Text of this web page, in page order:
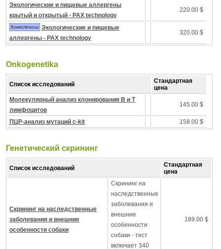
Экологические и пищевые аллергены
крытый и открытый - PAX technology
220.00 $
Комплексы Экологические и пищевые
аллергены - PAX technology
320.00 $
Onkogenetika
Список исследований
Стандартная
цена
Молекулярный анализ клонирования B и T
лимфоцитов
145.00 $
ПЦР-анализ мутаций c-kit 158.00 $
Генетический скрининг
Список исследований
Стандартная
цена
Скрининг на наследственные
заболевания и внешние
особенности собаки
Скрининг на
наследственные
заболевания и
внешние
особенности
собаки - тест
включает 340
189.00 $